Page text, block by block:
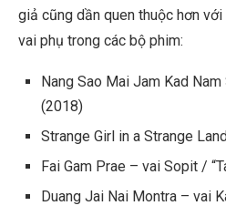
giả cũng dần quen thuộc hơn
vai phụ trong các bộ phim:
Nang Sao Mai Jam Kad
(2018)
Strange Girl in a Strange
Fai Gam Prae – vai Sopit /
Duang Jai Nai Montra – vai